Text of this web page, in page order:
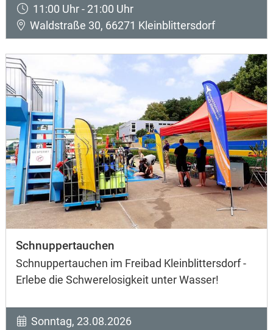
11:00 Uhr - 21:00 Uhr
Waldstraße 30, 66271 Kleinblittersdorf
Schnuppertauchen
Schnuppertauchen im Freibad Kleinblittersdorf -
Erlebe die Schwerelosigkeit unter Wasser!
Sonntag, 23.08.2026